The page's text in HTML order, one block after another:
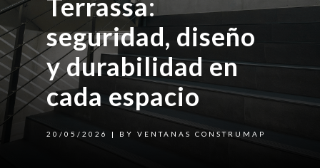
seguridad, diseño
y durabilidad en
cada espacio
20/05/2026 | BY VENTANAS CONSTRUMAP